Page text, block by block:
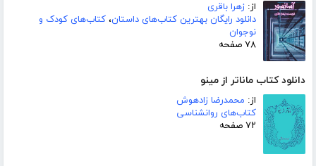
از: زهرا باقری
دانلود رایگان بهترین کتاب‌های داستان، کتاب‌های کودک و
نوجوان
۷۸ صفحه
دانلود کتاب ماناتر از مینو
از: محمدرضا زادهوش
کتاب‌های روانشناسی
۷۲ صفحه